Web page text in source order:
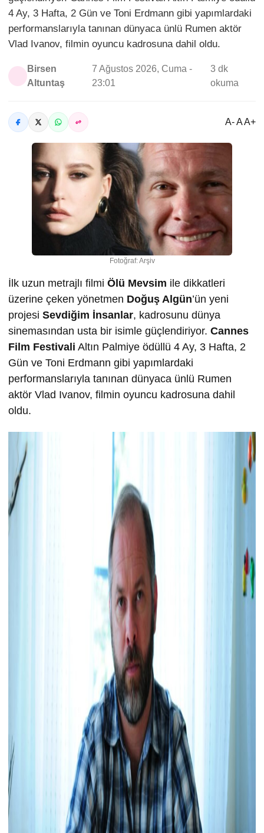
4 Ay, 3 Hafta, 2 Gün ve Toni Erdmann gibi yapımlardaki
performanslarıyla tanınan dünyaca ünlü Rumen aktör
Vlad Ivanov, filmin oyuncu kadrosuna dahil oldu.
Birsen
Altuntaş
7 Ağustos 2026, Cuma -
23:01
3 dk
okuma
A- A A+
Fotoğraf: Arşiv
İlk uzun metrajlı filmi Ölü Mevsim ile dikkatleri
üzerine çeken yönetmen Doğuş Algün’ün yeni
projesi Sevdiğim İnsanlar, kadrosunu dünya
sinemasından usta bir isimle güçlendiriyor. Cannes
Film Festivali Altın Palmiye ödüllü 4 Ay, 3 Hafta, 2
Gün ve Toni Erdmann gibi yapımlardaki
performanslarıyla tanınan dünyaca ünlü Rumen
aktör Vlad Ivanov, filmin oyuncu kadrosuna dahil
oldu.